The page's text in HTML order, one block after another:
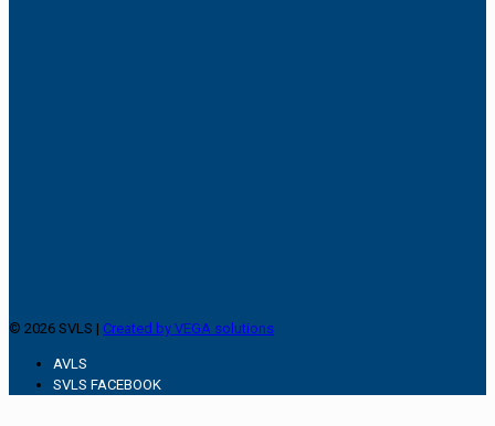
© 2026 SVLS | Created by VEGA solutions
AVLS
SVLS FACEBOOK